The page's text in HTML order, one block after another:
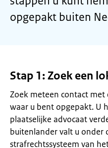
opgepakt buiten
Stap 1: Zoek een
Zoek meteen contact
waar u bent opgepakt. U
plaatselijke advocaat
buitenlander valt u onder
strafrechtssysteem van